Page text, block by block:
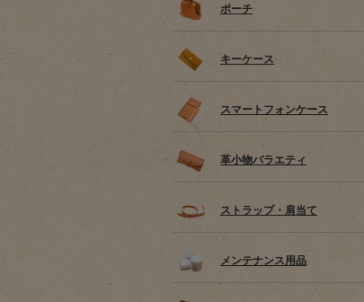
ポーチ
キーケース
スマートフォンケース
革小物バラエティ
ストラップ・肩当て
メンテナンス用品